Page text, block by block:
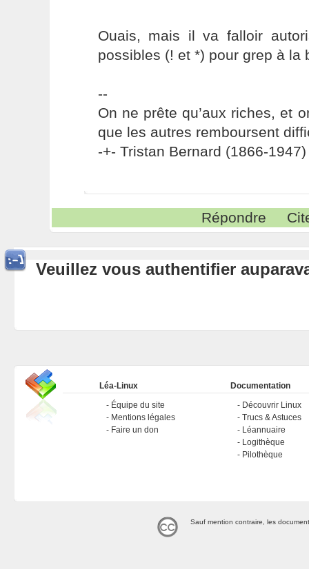
Ouais, mais il va falloir
possibles (! et *) pour grep à la
--
On ne prête qu’aux riches, et
que les autres remboursent
-+- Tristan Bernard (1866-1947)
Répondre
Veuillez vous authentifier
Léa-Linux
Équipe du site
Mentions légales
Faire un don
Documentation
Découvrir Linux
Trucs & Astuces
Léannuaire
Logithèque
Pilothèque
Sauf mention contraire, les